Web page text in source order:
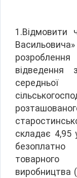
1.Відмовити
відведення
складає 4,95
товарного
виробництва